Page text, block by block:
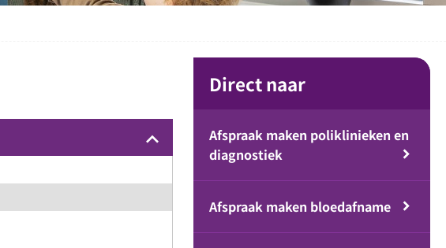
keyboard_arrow_up
Direct naar
Afspraak maken poliklinieken en
diagnostiek
Afspraak maken bloedafname